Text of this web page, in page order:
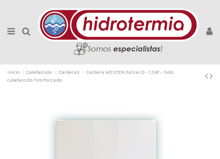
Inicio Calefacción Calderas
Caldera WESTEN Pulsar D - 1.24F - Solo
calefacción Tiro Forzado